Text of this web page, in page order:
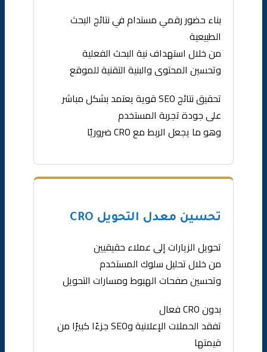
بناء حضور رقمي مستدام في نتائج البحث
الطبيعية
من خلال استهداف نية البحث الفعلية
وتحسين المحتوى والبنية التقنية للموقع
تحقيق نتائج SEO قوية يعتمد بشكل مباشر
على جودة تجربة المستخدم
وهو ما يجعل الربط مع CRO ضروريًا
تحسين معدل التحويل CRO
تحويل الزيارات إلى عملاء حقيقيين
من خلال تحليل سلوك المستخدم
وتحسين صفحات الهبوط ومسارات التحويل
بدون CRO فعال
تفقد الحملات الإعلانية وSEO جزءًا كبيرًا من
قيمتها